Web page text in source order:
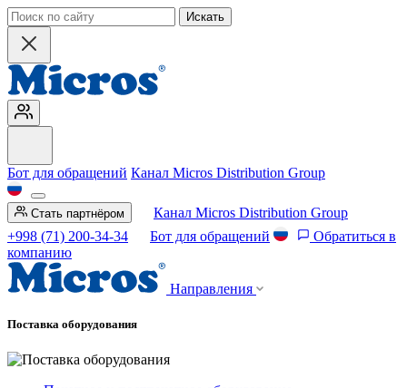
Искать
Бот для обращений Канал Micros Distribution Group
Стать партнёром
Канал Micros Distribution Group
+998 (71) 200-34-34
Бот для обращений
Обратиться в
компанию
Направления
Поставка оборудования